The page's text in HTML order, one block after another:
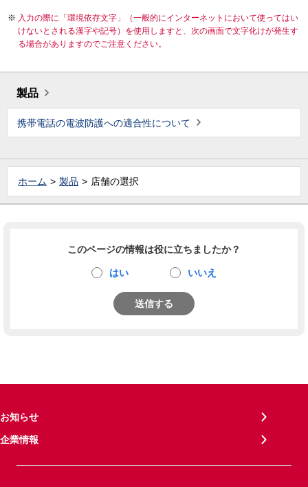
入力の際に「環境依存文字」（一般的にインターネットにおいて使ってはい
けないとされる漢字や記号）を使用しますと、次の画面で文字化けが発生す
る場合がありますのでご注意ください。
製品
携帯電話の電波防護への適合性について
ホーム 製品 店舗の選択
このページの情報は役に立ちましたか？
はい いいえ
送信する
お知らせ
企業情報